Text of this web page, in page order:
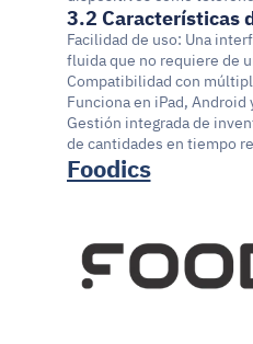
3.2 Características
Facilidad de uso: Una
fluida que no requiere de
Compatibilidad con
Funciona en iPad, Android
Gestión integrada de
de cantidades en tiempo
Foodics